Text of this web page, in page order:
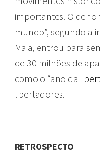
importantes. O
mundo”, segundo a
Maia, entrou para
de 30 milhões de
como o “ano da
libertadores.
RETROSPECTO